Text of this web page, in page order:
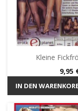
Kleine
Preis
9,95
IN DEN